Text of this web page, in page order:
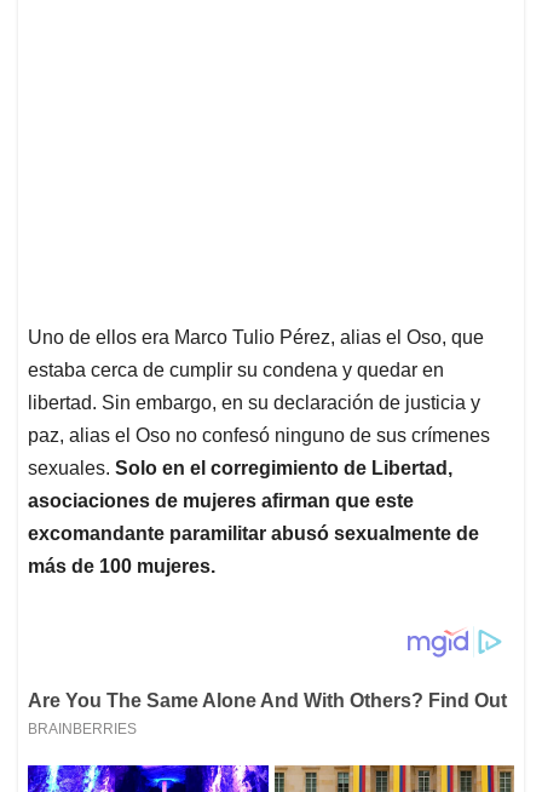
Uno de ellos era Marco Tulio Pérez, alias el Oso, que
estaba cerca de cumplir su condena y quedar en
libertad. Sin embargo, en su declaración de justicia y
paz, alias el Oso no confesó ninguno de sus crímenes
sexuales. Solo en el corregimiento de Libertad,
asociaciones de mujeres afirman que este
excomandante paramilitar abusó sexualmente de
más de 100 mujeres.